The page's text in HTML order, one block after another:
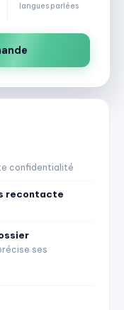
langues parlées
confidentialité
recontacte
ses